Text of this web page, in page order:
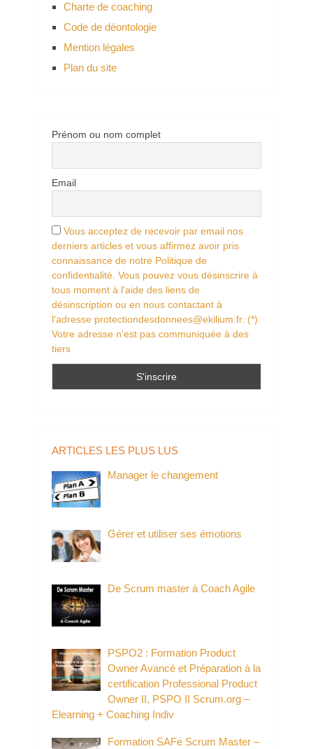
Charte de coaching
Code de déontologie
Mention légales
Plan du site
Prénom ou nom complet
Email
Vous acceptez de recevoir par email nos
derniers articles et vous affirmez avoir pris
connaissance de notre Politique de
confidentialité. Vous pouvez vous désinscrire à
tous moment à l'aide des liens de
désinscription ou en nous contactant à
l'adresse protectiondesdonnees@ekilium.fr. (*)
Votre adresse n'est pas communiquée à des
tiers
ARTICLES LES PLUS LUS
Manager le changement
Gérer et utiliser ses émotions
De Scrum master à Coach Agile
PSPO2 : Formation Product
Owner Avancé et Préparation à la
certification Professional Product
Owner II, PSPO II Scrum.org –
Elearning + Coaching Indiv
Formation SAFe Scrum Master –